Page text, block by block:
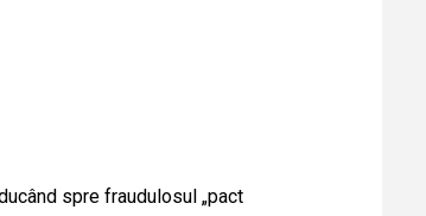
spre fraudulosul „pact